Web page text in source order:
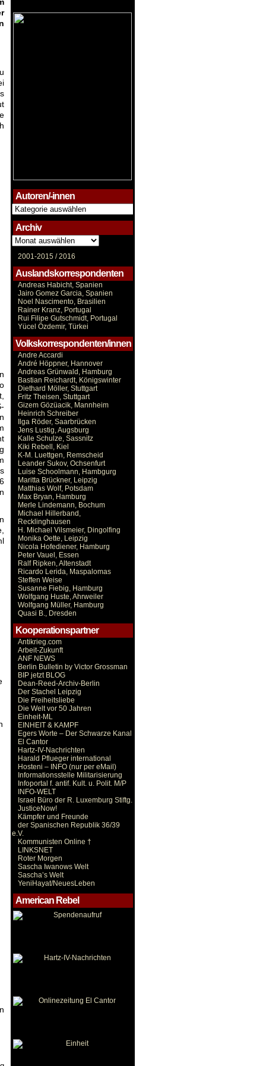
Autoren/-innen
Autoren/-
innen
Archiv
Archiv
2001-2015 /2016
Auslandskorrespondenten
Andreas Habicht, Spanien
Jairo Gomez Garcia, Spanien
Noel Nascimento, Brasilien
Rainer Kranz, Portugal
Rui Filipe Gutschmidt, Portugal
Yücel Özdemir, Türkei
Volkskorrespondenten/innen
Andre Accardi
André Höppner, Hannover
Andreas Grünwald, Hamburg
Bastian Reichardt, Königswinter
Diethard Möller, Stuttgart
Fritz Theisen, Stuttgart
Gizem Gözüacik, Mannheim
Heinrich Schreiber
Ilga Röder, Saarbrücken
Jens Lustig, Augsburg
Kalle Schulze, Sassnitz
Kiki Rebell, Kiel
K-M. Luettgen, Remscheid
Leander Sukov, Ochsenfurt
Luise Schoolmann, Hambgurg
Maritta Brückner, Leipzig
Matthias Wolf, Potsdam
Max Bryan, Hamburg
Merle Lindemann, Bochum
Michael Hillerband,
Recklinghausen
H. Michael Vilsmeier, Dingolfing
Monika Oette, Leipzig
Nicola Hofediener, Hamburg
Peter Vauel, Essen
Ralf Ripken, Altenstadt
Ricardo Lerida, Maspalomas
Steffen Weise
Susanne Fiebig, Hamburg
Wolfgang Huste, Ahrweiler
Wolfgang Müller, Hamburg
Quasi B., Dresden
Kooperationspartner
Antikrieg.com
Arbeit-Zukunft
ANF NEWS
Berlin Bulletin by Victor Grossman
BIP jetzt BLOG
Dean-Reed-Archiv-Berlin
Der Stachel Leipzig
Die Freiheitsliebe
Die Welt vor 50 Jahren
Einheit-ML
EINHEIT & KAMPF
Egers Worte – Der Schwarze Kanal
El Cantor
Hartz-IV-Nachrichten
Harald Pflueger international
Hosteni – INFO (nur per eMail)
Informationsstelle Militarisierung
Infoportal f. antif. Kult. u. Polit. M/P
INFO-WELT
Israel Büro der R. Luxemburg Stiftg.
JusticeNow!
Kämpfer und Freunde
der Spanischen Republik 36/39
e.V.
Kommunisten Online †
LINKSNET
Roter Morgen
Sascha Iwanows Welt
Sascha’s Welt
YeniHayat/NeuesLeben
American Rebel